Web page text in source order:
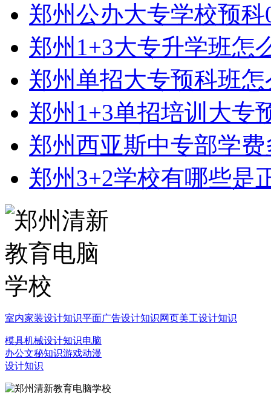
郑州公办大专学校预
郑州1+3大专升学班怎
郑州单招大专预科班
郑州1+3单招培训大专
郑州西亚斯中专部学
郑州3+2学校有哪些是
室内家装设计知识平面广告设计知识网页美工设计知识
模具机械设计知识电脑
办公文秘知识游戏动漫
设计知识